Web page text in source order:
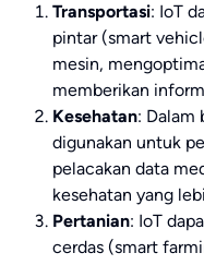
Transportasi: IoT
pintar (smart
mesin,
memberikan
Kesehatan: Dalam
digunakan untuk
pelacakan data
kesehatan yang
Pertanian: IoT
cerdas (smart